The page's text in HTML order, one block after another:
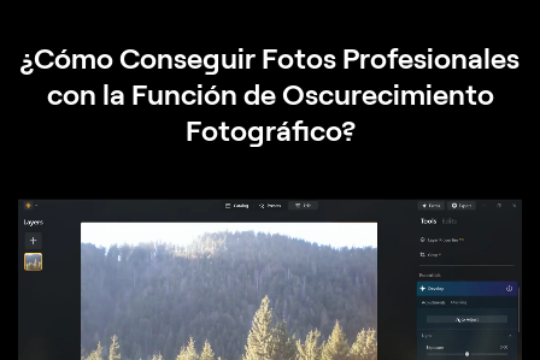
¿Cómo Conseguir Fotos Profesionales
con la Función de Oscurecimiento
Fotográfico?